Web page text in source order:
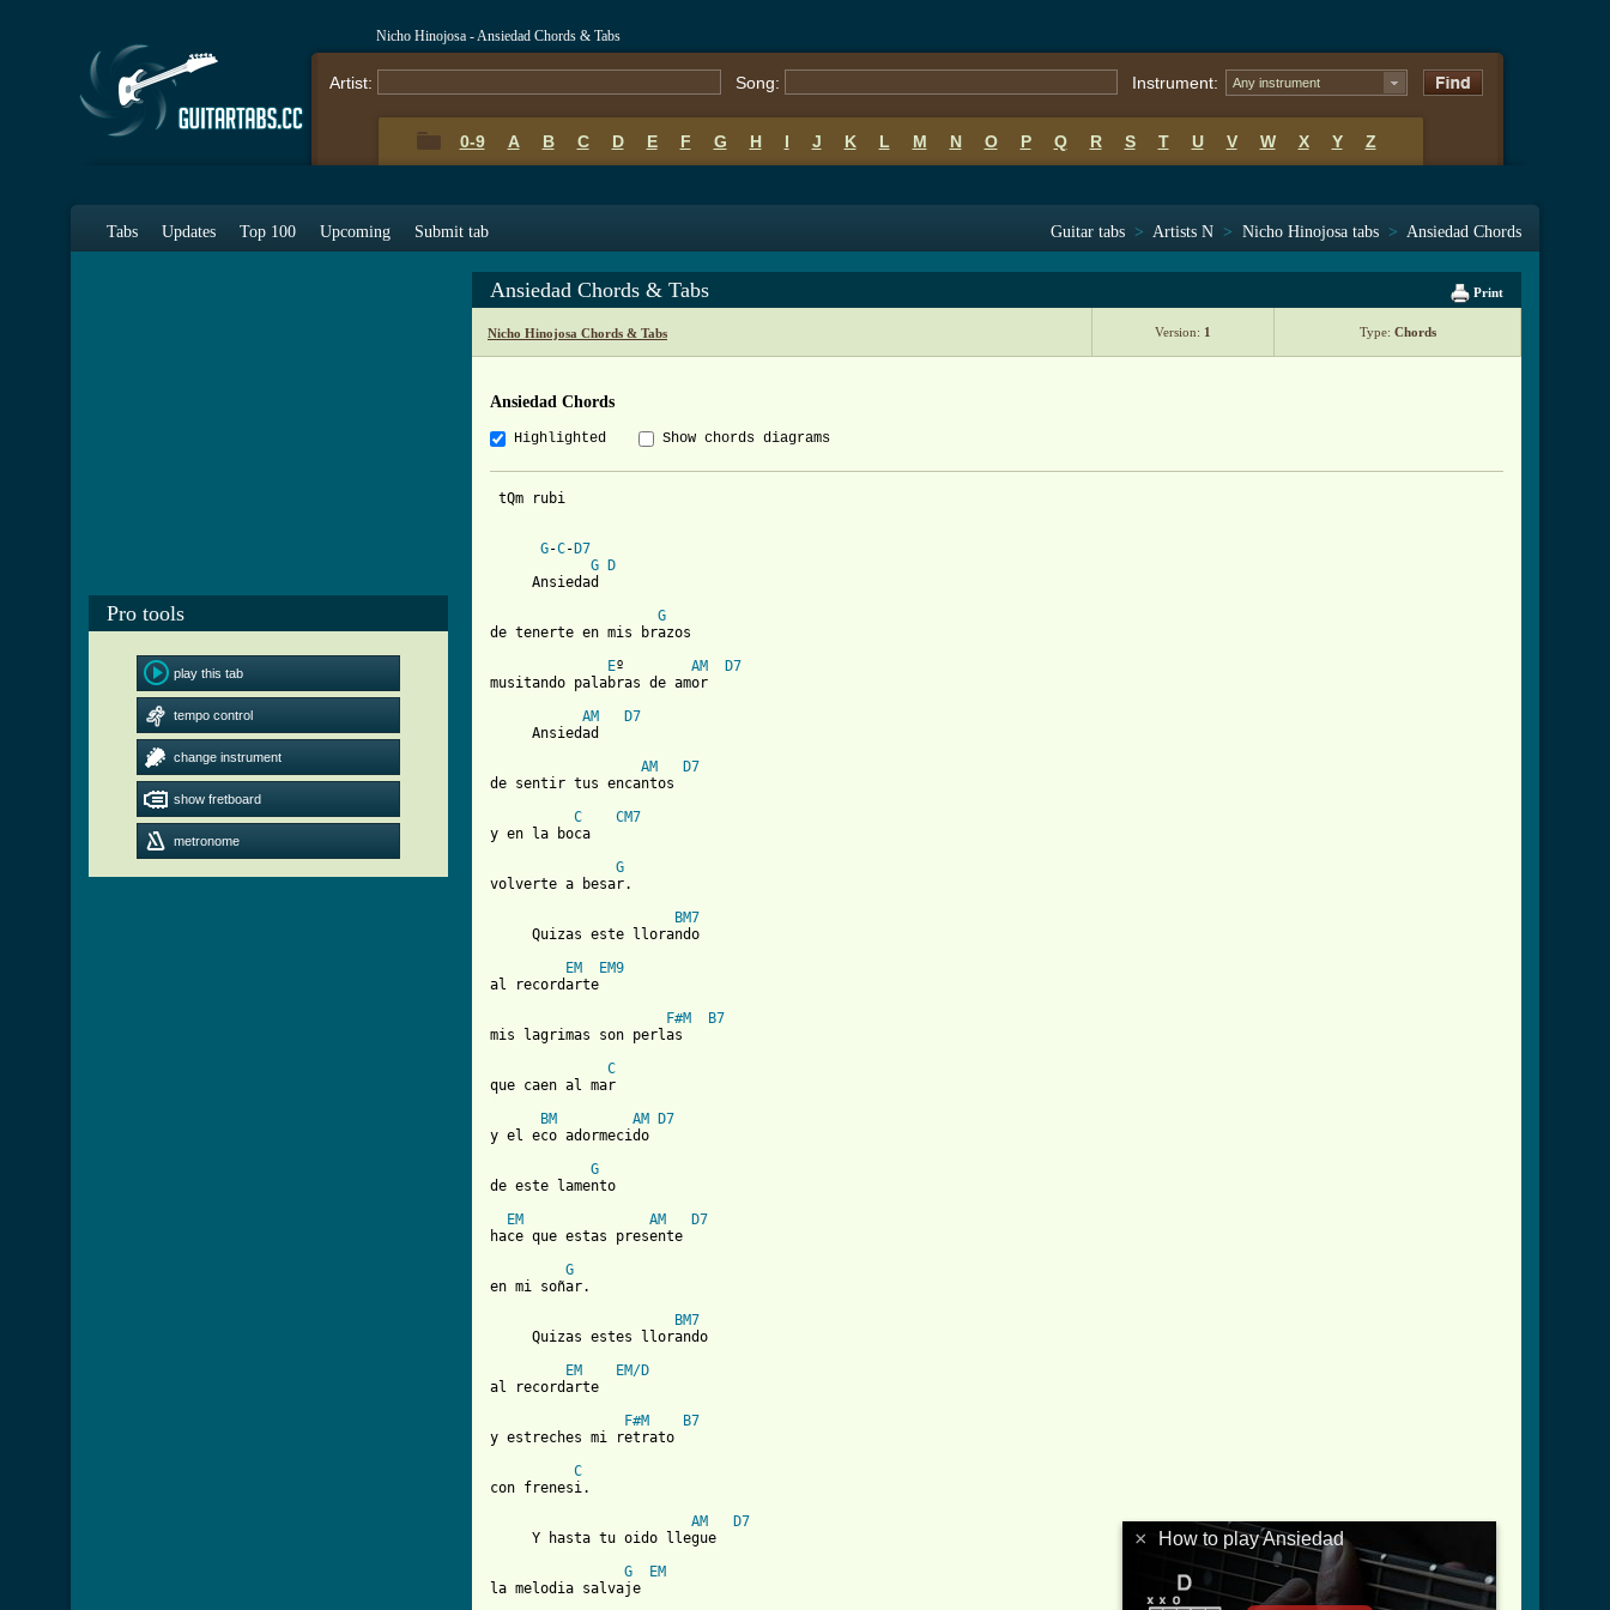
Nicho Hinojosa - Ansiedad Chords & Tabs
Artist: Song: Instrument: Any instrument
0-9 A B C D E F G H I J K L M N O P Q R S T U V W X Y Z
Tabs Updates Top 100 Upcoming Submit tab Guitar tabs > Artists N > Nicho Hinojosa tabs > Ansiedad Chords
Pro tools
play this tab
tempo control
change instrument
show fretboard
metronome
Print
Ansiedad Chords & Tabs
Nicho Hinojosa Chords & Tabs Version: 1 Type: Chords
Ansiedad Chords
Highlighted Show chords diagrams
tQm rubi
G-C- D7
G
D
     Ansiedad
G
de tenerte en mis brazos
Eº AM
D7
musitando palabras de amor
AM
D7
     Ansiedad
AM
D7
de sentir tus encantos
C
CM7
y en la boca
G
volverte a besar.
BM7
     Quizas este llorando
EM
EM9
al recordarte
F#M
B7
mis lagrimas son perlas
C
BM
AM
D7
y el eco adormecido
G
de este lamento
EM
AM
D7
hace que estas presente
G
en mi soñar.
BM7
     Quizas estes llorando
EM
EM/D
al recordarte
F#M
B7
y estreches mi retrato
C
con frenesi.
AM
D7
     Y hasta tu oido llegue
G
EM
la melodia salvaje
× How to play Ansiedad